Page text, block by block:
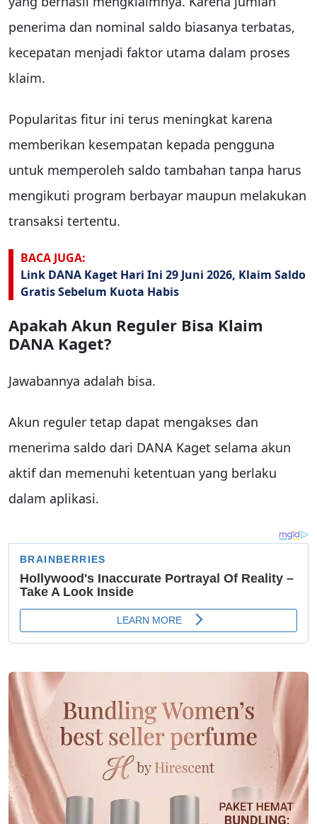
penerima dan nominal saldo biasanya terbatas,
kecepatan menjadi faktor utama dalam proses
klaim.
Popularitas fitur ini terus meningkat karena
memberikan kesempatan kepada pengguna
untuk memperoleh saldo tambahan tanpa harus
mengikuti program berbayar maupun melakukan
transaksi tertentu.
BACA JUGA:
Link DANA Kaget Hari Ini 29 Juni 2026, Klaim Saldo
Gratis Sebelum Kuota Habis
Apakah Akun Reguler Bisa Klaim
DANA Kaget?
Jawabannya adalah bisa.
Akun reguler tetap dapat mengakses dan
menerima saldo dari DANA Kaget selama akun
aktif dan memenuhi ketentuan yang berlaku
dalam aplikasi.